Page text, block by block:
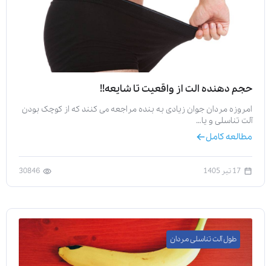
حجم دهنده الت از واقعیت تا شایعه!!
امروزه مردان جوان زیادی به بنده مراجعه می کنند که از کوچک بودن
آلت تناسلی و یا…
مطالعه کامل
17 تیر 1405 30846
طول آلت تناسلی مردان